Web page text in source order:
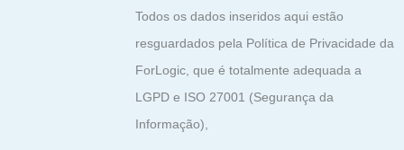
Todos os dados inseridos aqui estão
resguardados pela Política de Privacidade da
ForLogic, que é totalmente adequada a
LGPD e ISO 27001 (Segurança da
Informação),